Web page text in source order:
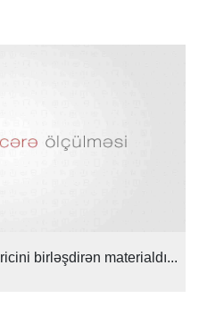
birləşdirən materialdı...